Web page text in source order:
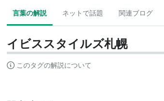
言葉の解説 ネットで話題 関連ブログ
イビススタイルズ札幌
このタグの解説について